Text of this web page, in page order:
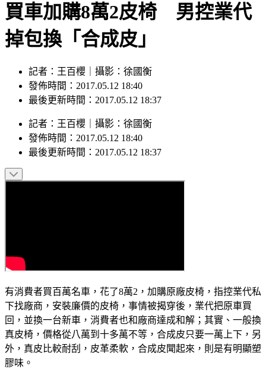
買車加購8萬2皮椅 男控業代
掉包換「合成皮」
記者：王百櫻｜攝影：徐國衡
發佈時間：2017.05.12 18:40
最後更新時間：2017.05.12 18:37
記者 ： 王百櫻 攝影 ： 徐國衡
發佈時間： 2017.05.12 18:40
最後更新時間： 2017.05.12 18:37
有消費者買百萬名車，花了8萬2，加購原廠皮椅，指控業代私
下找廠商，安裝廉價的皮椅，事情被揭穿後，業代把原車買
回，並換一台新車，消費者也和廠商達成和解；其實、一般換
真皮椅，價格從八萬到十多萬不等，合成皮只要一萬上下，另
外，真皮比較耐刮，皮革柔軟，合成皮聞起來，則是有明顯塑
膠味。